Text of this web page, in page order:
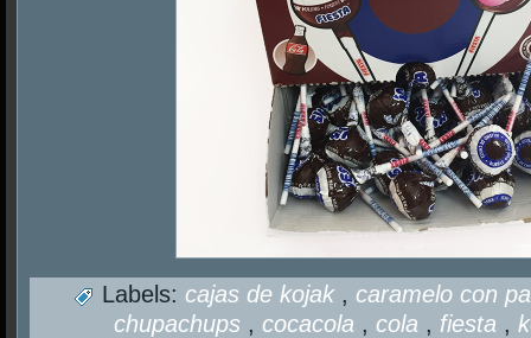
Labels:cajas de kojak ,caramelo con
chupachups
,cocacola ,cola fiesta